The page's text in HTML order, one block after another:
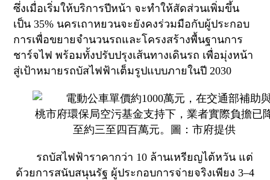
ซึ่งเมื่อเริ่มให้บริการปีหน้า จะทำให้สัดส่วนเพิ่มขึ้น
เป็น35% นครเถาหยวนจะยังคงร่วมมือกับผู้ประกอบ
การเพื่อขยายจำนวนรถและโครงสร้างพื้นฐานการ
ชาร์จไฟ พร้อมทั้งปรับปรุงเส้นทางเดินรถ เพื่อมุ่งหน้า
สู่เป้าหมายรถบัสไฟฟ้าเต็มรูปแบบภายในปี2030
รถบัสไฟฟ้าราคากว่า 10 ล้านเหรียญไต้หวัน แต่
ด้วยการสนับสนุนรัฐ ผู้ประกอบการจ่ายจริงเพียง 3–4